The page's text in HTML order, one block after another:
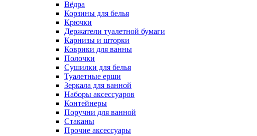
Вёдра
Корзины для белья
Крючки
Держатели туалетной бумаги
Карнизы и шторки
Коврики для ванны
Полочки
Сушилки для белья
Туалетные ерши
Зеркала для ванной
Наборы аксессуаров
Контейнеры
Поручни для ванной
Стаканы
Прочие аксессуары